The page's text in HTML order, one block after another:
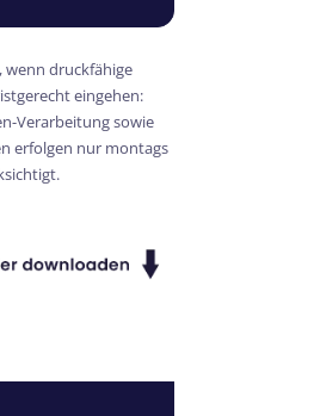
druckfähige
eingehen:
Verarbeitung sowie
erfolgen nur montags